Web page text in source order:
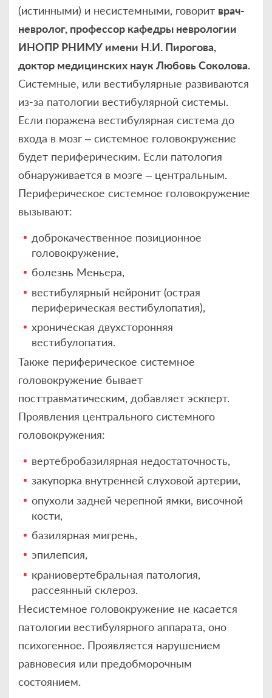
(истинными) и несистемными, говорит врач-
невролог, профессор кафедры неврологии
ИНОПР РНИМУ имени Н.И. Пирогова,
доктор медицинских наук Любовь Соколова.
Системные, или вестибулярные развиваются
из-за патологии вестибулярной системы.
Если поражена вестибулярная система до
входа в мозг – системное головокружение
будет периферическим. Если патология
обнаруживается в мозге – центральным.
Периферическое системное головокружение
вызывают:
доброкачественное позиционное
головокружение,
болезнь Меньера,
вестибулярный нейронит (острая
периферическая вестибулопатия),
хроническая двухсторонняя
вестибулопатия.
Также периферическое системное
головокружение бывает
посттравматическим, добавляет эскперт.
Проявления центрального системного
головокружения:
вертебробазилярная недостаточность,
закупорка внутренней слуховой артерии,
опухоли задней черепной ямки, височной
кости,
базилярная мигрень,
эпилепсия,
краниовертебральная патология,
рассеянный склероз.
Несистемное головокружение не касается
патологии вестибулярного аппарата, оно
психогенное. Проявляется нарушением
равновесия или предобморочным
состоянием.